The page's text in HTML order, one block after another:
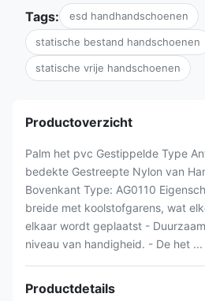
Tags: esd handhandschoenen
statische bestand handschoenen
statische vrije handschoenen
Productoverzicht
Palm het pvc Gestippelde Type
bedekte Gestreepte Nylon van
Bovenkant Type: AG0110
breide met koolstofgarens, wat
elkaar wordt geplaatst -
niveau van handigheid. - De het ...
Productdetails